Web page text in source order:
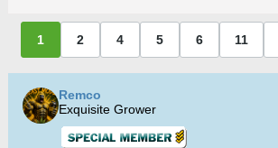
1 2 4 5 6 11
Remco
Exquisite Grower